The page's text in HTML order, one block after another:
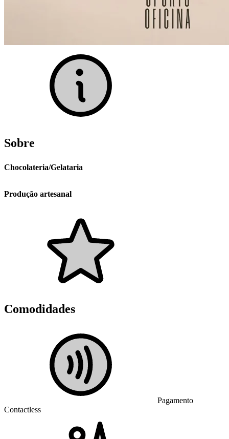
Sobre
Chocolateria/Gelataria
Produção artesanal
Comodidades
Pagamento
Contactless